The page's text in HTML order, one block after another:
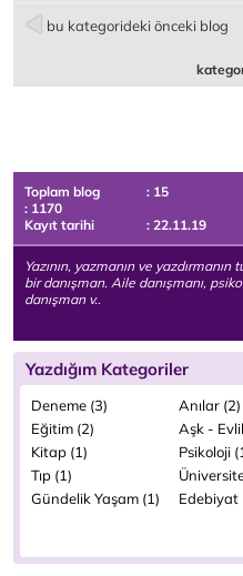
bu kategorideki önceki blog
Toplam blog
: 15
: 1170
Kayıt tarihi
: 22.11.19
Yazının, yazmanın ve yazdırmanın
bir danışman. Aile danışmanı,
danışman v..
Yazdığım Kategoriler
Deneme (3)
Anılar (2)
Eğitim (2)
Aşk -
Kitap (1)
Psikoloji
Tıp (1)
Gündelik Yaşam (1)
Edebiyat